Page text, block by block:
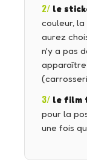
2/ le
couleur,
aurez
n'y a pas
3/ le film
pour la
une fois